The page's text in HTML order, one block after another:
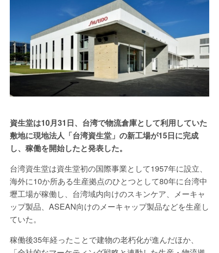
資生堂は10月31日、台湾で物流倉庫として利用していた
敷地に現地法人「台湾資生堂」の新工場が15日に完成
し、稼働を開始したと発表した。
台湾資生堂は資生堂初の国際事業として1957年に設立、
海外に10か所ある生産拠点のひとつとして80年に台湾中
壢工場が稼働し、台湾域内向けのスキンケア、メーキャ
ップ製品、ASEAN向けのメーキャップ製品などを生産し
ていた。
稼働後35年経ったことで建物の老朽化が進んだほか、